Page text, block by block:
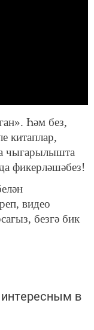
Һәм без,
китаплар,
чыгарылышта
фикерләшәбез!
видео
безгә бик
в